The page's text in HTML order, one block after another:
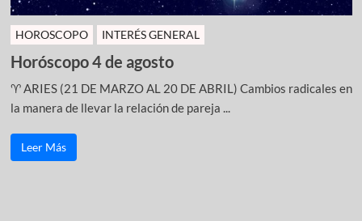
HOROSCOPO INTERÉS GENERAL
Horóscopo 4 de agosto
♈ ARIES (21 DE MARZO AL 20 DE ABRIL) Cambios radicales en
la manera de llevar la relación de pareja ...
Leer Más